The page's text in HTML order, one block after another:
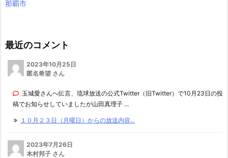
那覇市
最近のコメント
2023年10月25日
匿名希望 さん
玉城愛さんへ伝言、琉球放送の公式Twitter（旧Twitter）で10月23日の投
稿でお知らせしていましたが山田真理子 ...
１０月２３日（月曜日）からの放送内容...
2023年7月26日
本村邦子 さん